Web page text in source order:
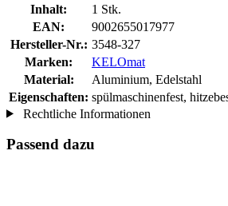
Inhalt:
1 Stk.
EAN:
9002655017977
Hersteller-Nr.: 3548-327
Marken:
KELOmat
Material:
Aluminium, Edelstahl
Eigenschaften: spülmaschinenfest,
Rechtliche Informationen
Passend dazu